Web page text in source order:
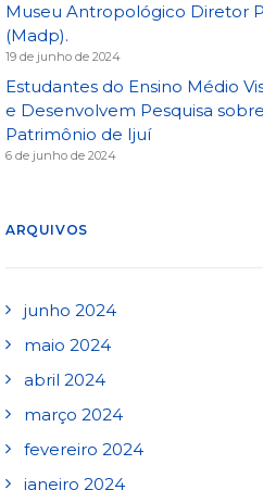
Museu Antropológico Diretor
(Madp).
19 de junho de 2024
Estudantes do Ensino Médio
e Desenvolvem Pesquisa
Patrimônio de Ijuí
6 de junho de 2024
ARQUIVOS
junho 2024
maio 2024
abril 2024
março 2024
fevereiro 2024
janeiro 2024